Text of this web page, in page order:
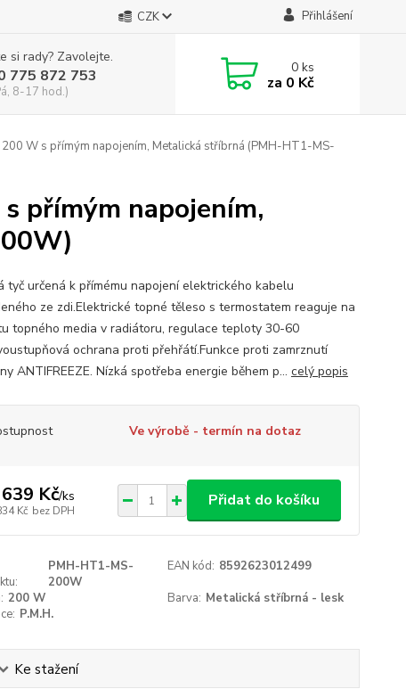
CZK Přihlášení
si rady? Zavolejte.
775 872 753
8-17 hod.)
0ks
za 0 Kč
W s přímým napojením, Metalická stříbrná (PMH-HT1-MS-
přímým napojením,
tyč určená k přímému napojení elektrického kabelu
ze zdi.Elektrické topné těleso s termostatem reaguje na
topného media v radiátoru, regulace teploty 30-60
ochrana proti přehřátí.Funkce proti zamrznutí
ANTIFREEZE. Nízká spotřeba energie během p... celý popis
Ve výrobě - termín na dotaz
Kč/ks
Kč bez DPH
Přidat do košíku
PMH-HT1-MS-
200W
EAN kód: 8592623012499
200 W Barva: Metalická stříbrná - lesk
P.M.H.
Ke stažení